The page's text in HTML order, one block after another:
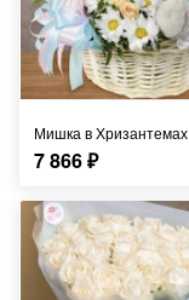
Мишка в Хризантемах
7 866₽